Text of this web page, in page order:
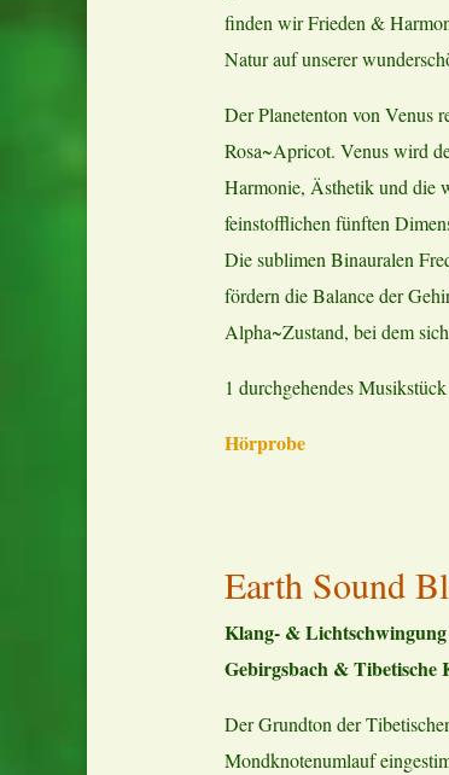
finden wir Frieden &
Natur auf unserer
Der Planetenton von Venus
Rosa~Apricot. Venus wird
Harmonie, Ästhetik und die
feinstofflichen fünften
Die sublimen Binauralen
fördern die Balance der
Alpha~Zustand, bei dem
1 durchgehendes
Hörprobe
Earth Sound
Klang- &
Gebirgsbach & Tibetische
Der Grundton der
Mondknotenumlauf